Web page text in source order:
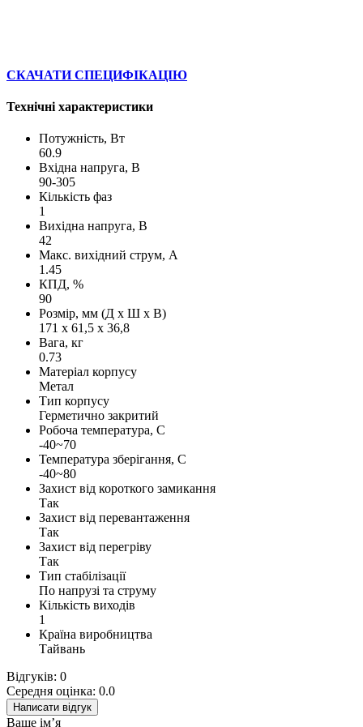
СКАЧАТИ СПЕЦИФІКАЦІЮ
Технічні характеристики
Потужність, Вт
60.9
Вхідна напруга, В
90-305
Кількість фаз
1
Вихідна напруга, В
42
Макс. вихідний струм, А
1.45
КПД, %
90
Розмір, мм (Д х Ш х В)
171 х 61,5 х 36,8
Вага, кг
0.73
Матеріал корпусу
Метал
Тип корпусу
Герметично закритий
Робоча температура, С
-40~70
Температура зберігання, С
-40~80
Захист від короткого замикання
Так
Захист від перевантаження
Так
Захист від перегріву
Так
Тип стабілізації
По напрузі та струму
Кількість виходів
1
Країна виробництва
Тайвань
Відгуків: 0
Середня оцінка: 0.0
Написати відгук
Ваше ім’я